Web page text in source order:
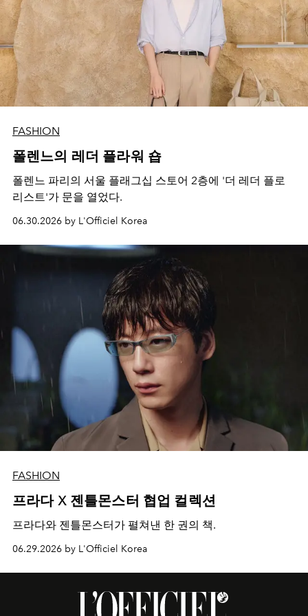
FASHION
폴렌느의 레더 플라워 숍
폴렌느 파리의 서울 플래그십 스토어 2층에 '더 레더 플로
리스트'가 문을 열었다.
06.30.2026 by L'Officiel Korea
FASHION
프라다 X 젠틀몬스터 협업 컬렉션
프라다와 젠틀몬스터가 펼쳐낸 한 권의 책.
06.29.2026 by L'Officiel Korea